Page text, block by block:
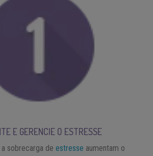
E GERENCIE O ESTRESSE
sobrecarga de estresse aumentam o